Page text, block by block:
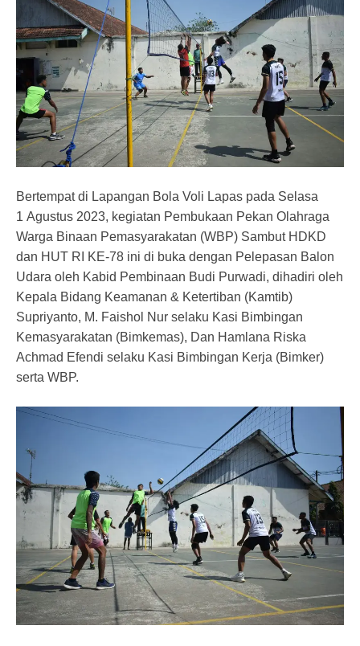
Bertempat di Lapangan Bola Voli Lapas pada Selasa
1 Agustus 2023, kegiatan Pembukaan Pekan Olahraga
Warga Binaan Pemasyarakatan (WBP) Sambut HDKD
dan HUT RI KE-78 ini di buka dengan Pelepasan Balon
Udara oleh Kabid Pembinaan Budi Purwadi, dihadiri oleh
Kepala Bidang Keamanan & Ketertiban (Kamtib)
Supriyanto, M. Faishol Nur selaku Kasi Bimbingan
Kemasyarakatan (Bimkemas), Dan Hamlana Riska
Achmad Efendi selaku Kasi Bimbingan Kerja (Bimker)
serta WBP.